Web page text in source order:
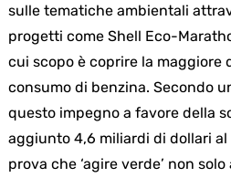
sulle tematiche ambientali
progetti come Shell Eco-
cui scopo è coprire la maggiore
consumo di benzina. Secondo
questo impegno a favore della
aggiunto 4,6 miliardi di dollari
prova che ‘agire verde’ non